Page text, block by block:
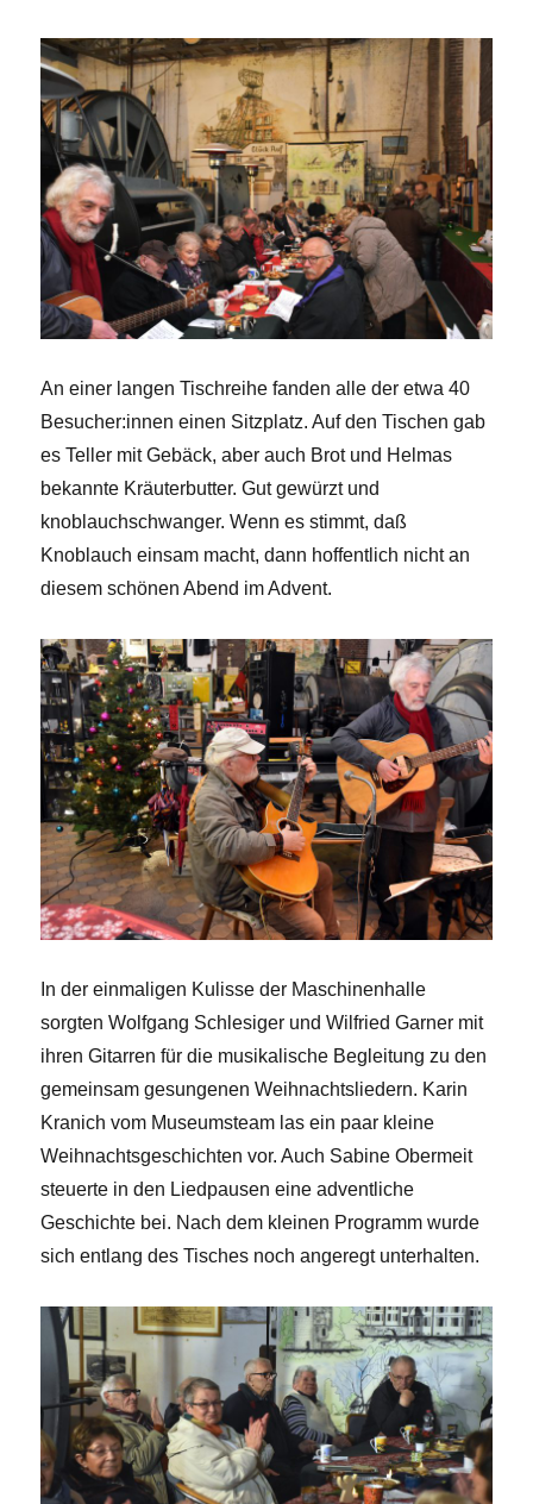
An einer langen Tischreihe fanden alle der etwa 40
Besucher:innen einen Sitzplatz. Auf den Tischen gab
es Teller mit Gebäck, aber auch Brot und Helmas
bekannte Kräuterbutter. Gut gewürzt und
knoblauchschwanger. Wenn es stimmt, daß
Knoblauch einsam macht, dann hoffentlich nicht an
diesem schönen Abend im Advent.
In der einmaligen Kulisse der Maschinenhalle
sorgten Wolfgang Schlesiger und Wilfried Garner mit
ihren Gitarren für die musikalische Begleitung zu den
gemeinsam gesungenen Weihnachtsliedern. Karin
Kranich vom Museumsteam las ein paar kleine
Weihnachtsgeschichten vor. Auch Sabine Obermeit
steuerte in den Liedpausen eine adventliche
Geschichte bei. Nach dem kleinen Programm wurde
sich entlang des Tisches noch angeregt unterhalten.